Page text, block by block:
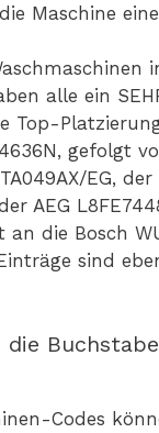
Maschine
alle ein
Top-
gefolgt
EG, der
AEG
die Bosch
sind
die
Codes